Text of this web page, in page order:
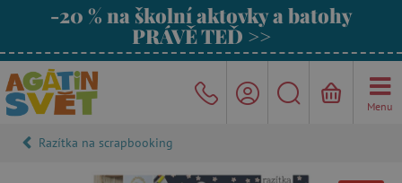
-20 % na školní aktovky a batohy
PRÁVĚ TEĎ >>
Menu
Razítka na scrapbooking